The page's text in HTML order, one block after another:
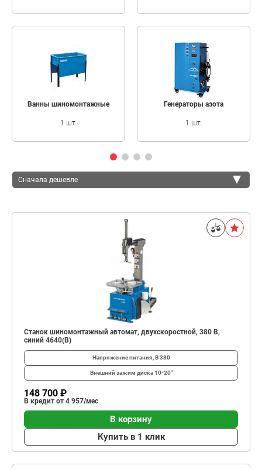
Ванны шиномонтажные
1 шт.
Генераторы азота
1 шт.
Сначала дешевле
Станок шиномонтажный автомат, двухскоростной, 380 В,
синий 4640(B)
Напряжение питания, В380
Внешний зажим диска10-20"
148 700 ₽
В кредит от 4 957/мес
В корзину
Купить в 1 клик